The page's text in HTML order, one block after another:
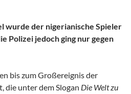
wurde der nigerianische Spieler
Polizei jedoch ging nur gegen
bis zum Großereignis der
die unter dem Slogan Die Welt zu